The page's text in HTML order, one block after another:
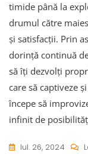
timide până la
drumul către
și satisfacții. Prin
dorință continuă
să îți dezvolți
care să captiveze
începe să
infinit de
Iul. 26, 2024